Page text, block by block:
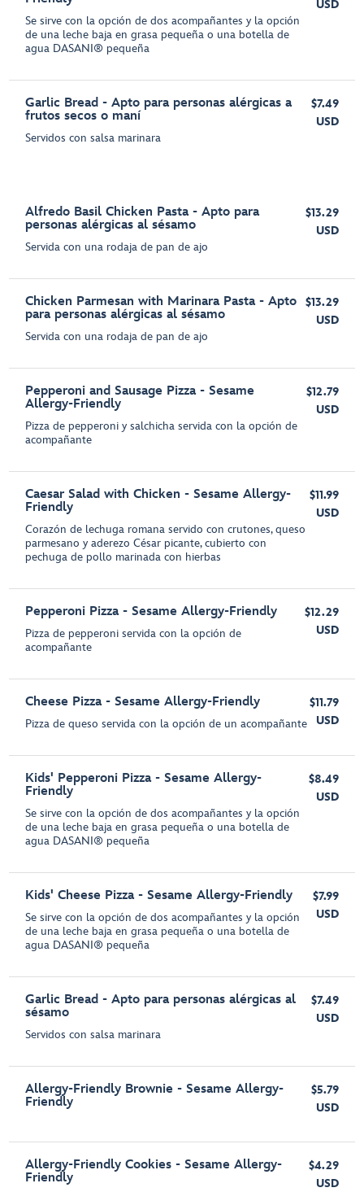
Se sirve con la opción de dos acompañantes y la opción
de una leche baja en grasa pequeña o una botella de
agua DASANI® pequeña
USD
Garlic Bread - Apto para personas alérgicas a
frutos secos o maní
Servidos con salsa marinara
$7.49
USD
Alfredo Basil Chicken Pasta - Apto para
personas alérgicas al sésamo
Servida con una rodaja de pan de ajo
$13.29
USD
Chicken Parmesan with Marinara Pasta - Apto
para personas alérgicas al sésamo
Servida con una rodaja de pan de ajo
$13.29
USD
Pepperoni and Sausage Pizza - Sesame
Allergy-Friendly
Pizza de pepperoni y salchicha servida con la opción de
acompañante
$12.79
USD
Caesar Salad with Chicken - Sesame Allergy-
Friendly
Corazón de lechuga romana servido con crutones, queso
parmesano y aderezo César picante, cubierto con
pechuga de pollo marinada con hierbas
$11.99
USD
Pepperoni Pizza - Sesame Allergy-Friendly
Pizza de pepperoni servida con la opción de
acompañante
$12.29
USD
Cheese Pizza - Sesame Allergy-Friendly
Pizza de queso servida con la opción de un acompañante
$11.79
USD
Kids' Pepperoni Pizza - Sesame Allergy-
Friendly
Se sirve con la opción de dos acompañantes y la opción
de una leche baja en grasa pequeña o una botella de
agua DASANI® pequeña
$8.49
USD
Kids' Cheese Pizza - Sesame Allergy-Friendly
Se sirve con la opción de dos acompañantes y la opción
de una leche baja en grasa pequeña o una botella de
agua DASANI® pequeña
$7.99
USD
Garlic Bread - Apto para personas alérgicas al
sésamo
Servidos con salsa marinara
$7.49
USD
Allergy-Friendly Brownie - Sesame Allergy-
Friendly
$5.79
USD
Allergy-Friendly Cookies - Sesame Allergy-
Friendly
$4.29
USD